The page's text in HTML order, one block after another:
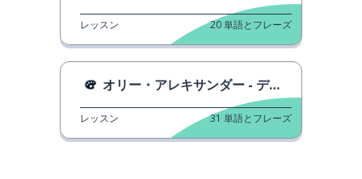
レッスン 20単語とフレーズ
オリー・アレキサンダー - ディジー
レッスン 31 単語とフレーズ